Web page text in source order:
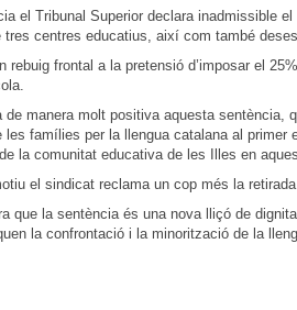
el Tribunal Superior declara inadmissible
tres centres educatius, així com també
rebuig frontal a la pretensió d’imposar el
de manera molt positiva aquesta
les famílies per la llengua catalana al
la comunitat educativa de les Illes en
el sindicat reclama un cop més la
que la sentència és una nova lliçó de
la confrontació i la minorització de la